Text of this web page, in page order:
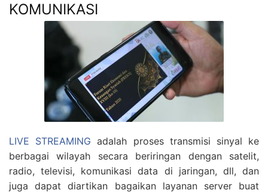
KOMUNIKASI
LIVE STREAMING adalah proses transmisi sinyal ke
berbagai wilayah secara beriringan dengan satelit,
radio, televisi, komunikasi data di jaringan, dll, dan
juga dapat diartikan bagaikan layanan server buat